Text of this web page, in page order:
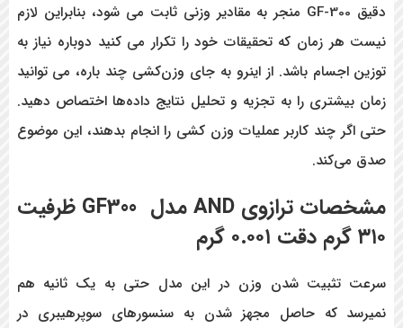
دقیق GF-300 منجر به مقادیر وزنی ثابت می شود، بنابراین لازم
نیست هر زمان که تحقیقات خود را تکرار می کنید دوباره نیاز به
توزین اجسام باشد. از اینرو به جای وزن‌کشی چند باره، می توانید
زمان بیشتری را به تجزیه و تحلیل نتایج داده‌ها اختصاص دهید.
حتی اگر چند کاربر عملیات وزن کشی را انجام بدهند، این موضوع
صدق می‌کند.
مشخصات ترازویANDمدل
ظرفیت
۳۱۰ گرم دقت ۰.۰۰۱ گرم
سرعت تثبیت شدن وزن در این مدل حتی به یک ثانیه هم
نمیرسد که حاصل مجهز شدن به سنسورهای سوپرهیبری در